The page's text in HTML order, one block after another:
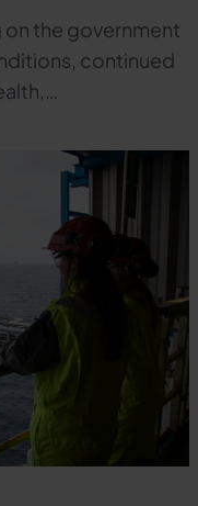
on the government
continued